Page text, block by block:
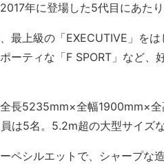
年に登場した5代目にあたり
最上級の「EXECUTIVE」を
ーティな「F SPORT」など
長5235mm×全幅1900mm×
は5名。5.2m超の大型サイズ
ペシルエットで、シャープな